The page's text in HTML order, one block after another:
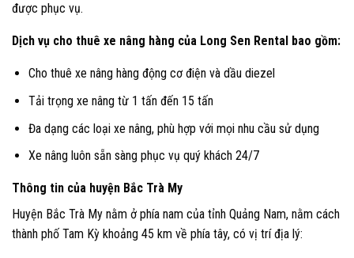
được phục vụ.
Dịch vụ cho thuê xe nâng hàng của Long Sen Rental bao gồm:
Cho thuê xe nâng hàng động cơ điện và dầu diezel
Tải trọng xe nâng từ 1 tấn đến 15 tấn
Đa dạng các loại xe nâng, phù hợp với mọi nhu cầu sử dụng
Xe nâng luôn sẵn sàng phục vụ quý khách 24/7
Thông tin của huyện Bắc Trà My
Huyện Bắc Trà My nằm ở phía nam của tỉnh Quảng Nam, nằm cách
thành phố Tam Kỳ khoảng 45 km về phía tây, có vị trí địa lý: